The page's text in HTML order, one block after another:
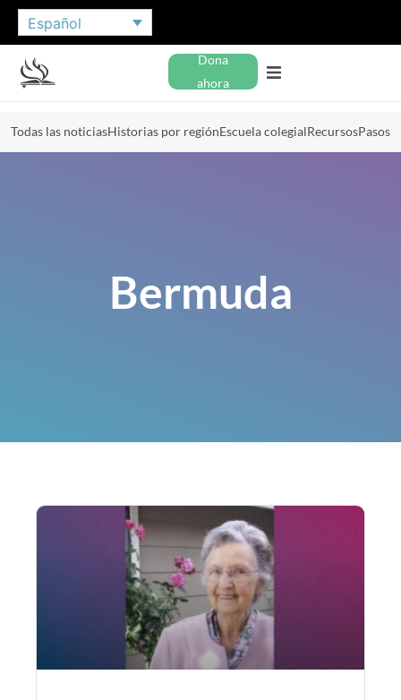
Español
Dona
ahora
Todas las noticiasHistorias por regiónEscuela colegialRecursosPasos
Bermuda